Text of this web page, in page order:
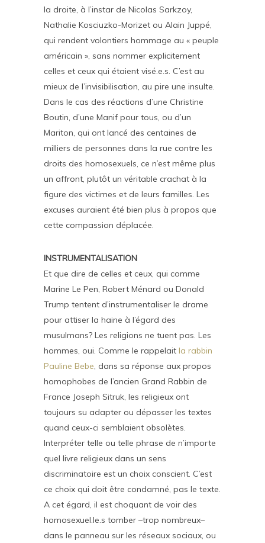
la droite, à l’instar de Nicolas Sarkzoy,
Nathalie Kosciuzko-Morizet ou Alain Juppé,
qui rendent volontiers hommage au « peuple
américain », sans nommer explicitement
celles et ceux qui étaient visé.e.s. C’est au
mieux de l’invisibilisation, au pire une insulte.
Dans le cas des réactions d’une Christine
Boutin, d’une Manif pour tous, ou d’un
Mariton, qui ont lancé des centaines de
milliers de personnes dans la rue contre les
droits des homosexuels, ce n’est même plus
un affront, plutôt un véritable crachat à la
figure des victimes et de leurs familles. Les
excuses auraient été bien plus à propos que
cette compassion déplacée.
INSTRUMENTALISATION
Et que dire de celles et ceux, qui comme
Marine Le Pen, Robert Ménard ou Donald
Trump tentent d’instrumentaliser le drame
pour attiser la haine à l’égard des
musulmans? Les religions ne tuent pas. Les
hommes, oui. Comme le rappelait la rabbin
Pauline Bebe, dans sa réponse aux propos
homophobes de l’ancien Grand Rabbin de
France Joseph Sitruk, les religieux ont
toujours su adapter ou dépasser les textes
quand ceux-ci semblaient obsolètes.
Interpréter telle ou telle phrase de n’importe
quel livre religieux dans un sens
discriminatoire est un choix conscient. C’est
ce choix qui doit être condamné, pas le texte.
A cet égard, il est choquant de voir des
homosexuel.le.s tomber –trop nombreux–
dans le panneau sur les réseaux sociaux, ou